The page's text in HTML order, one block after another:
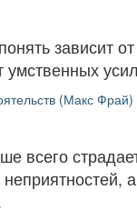
зависит
умственных
(Макс Фрай)
всего